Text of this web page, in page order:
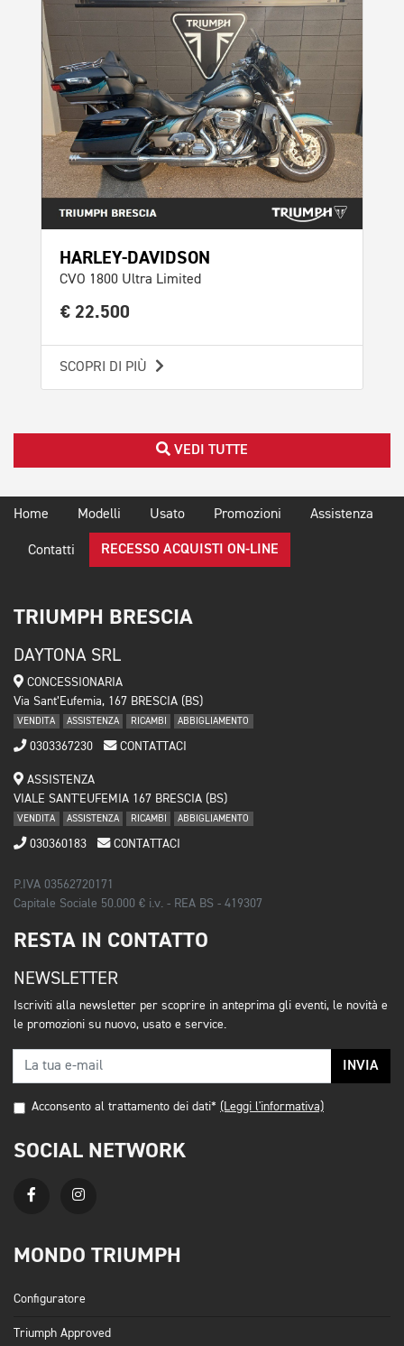
HARLEY-DAVIDSON
CVO 1800 Ultra Limited
€ 22.500
SCOPRI DI PIÙ
VEDI TUTTE
Home Modelli Usato Promozioni Assistenza
Contatti RECESSO ACQUISTI ON-LINE
TRIUMPH BRESCIA
DAYTONA SRL
CONCESSIONARIA
Via Sant’Eufemia, 167 BRESCIA (BS)
VENDITA ASSISTENZA RICAMBI ABBIGLIAMENTO
0303367230 CONTATTACI
ASSISTENZA
VIALE SANT'EUFEMIA 167 BRESCIA (BS)
VENDITA ASSISTENZA RICAMBI ABBIGLIAMENTO
030360183 CONTATTACI
P.IVA 03562720171
Capitale Sociale 50.000 € i.v. - REA BS - 419307
RESTA IN CONTATTO
NEWSLETTER
Iscriviti alla newsletter per scoprire in anteprima gli eventi, le novità e
le promozioni su nuovo, usato e service.
INVIA
Acconsento al trattamento dei dati* (Leggi l'informativa)
SOCIAL NETWORK
MONDO TRIUMPH
Configuratore
Triumph Approved